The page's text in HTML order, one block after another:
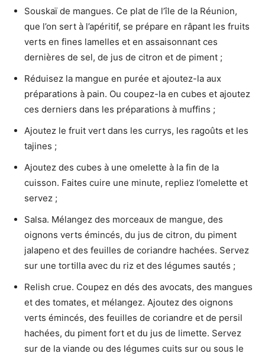
Souskaï de mangues. Ce plat de l’île de la Réunion,
que l’on sert à l’apéritif, se prépare en râpant les fruits
verts en fines lamelles et en assaisonnant ces
dernières de sel, de jus de citron et de piment ;
Réduisez la mangue en purée et ajoutez-la aux
préparations à pain. Ou coupez-la en cubes et ajoutez
ces derniers dans les préparations à muffins ;
Ajoutez le fruit vert dans les currys, les ragoûts et les
tajines ;
Ajoutez des cubes à une omelette à la fin de la
cuisson. Faites cuire une minute, repliez l’omelette et
servez ;
Salsa. Mélangez des morceaux de mangue, des
oignons verts émincés, du jus de citron, du piment
jalapeno et des feuilles de coriandre hachées. Servez
sur une tortilla avec du riz et des légumes sautés ;
Relish crue. Coupez en dés des avocats, des mangues
et des tomates, et mélangez. Ajoutez des oignons
verts émincés, des feuilles de coriandre et de persil
hachées, du piment fort et du jus de limette. Servez
sur de la viande ou des légumes cuits sur ou sous le